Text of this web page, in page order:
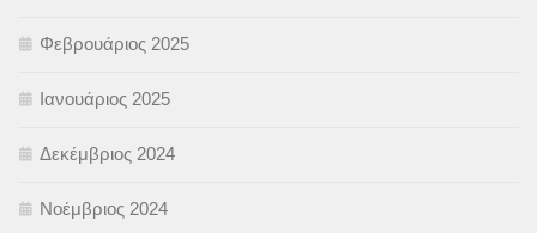
Φεβρουάριος 2025
Ιανουάριος 2025
Δεκέμβριος 2024
Νοέμβριος 2024